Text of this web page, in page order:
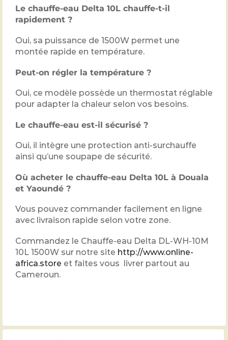
Le chauffe-eau Delta 10L chauffe-t-il
rapidement ?
Oui, sa puissance de 1500W permet une
montée rapide en température.
Peut-on régler la température ?
Oui, ce modèle possède un thermostat réglable
pour adapter la chaleur selon vos besoins.
Le chauffe-eau est-il sécurisé ?
Oui, il intègre une protection anti-surchauffe
ainsi qu’une soupape de sécurité.
Où acheter le chauffe-eau Delta 10L à Douala
et Yaoundé ?
Vous pouvez commander facilement en ligne
avec livraison rapide selon votre zone.
Commandez le Chauffe-eau Delta DL-WH-10M
10L 1500W sur notre site http://www.online-
africa.store et faites vous livrer partout au
Cameroun.